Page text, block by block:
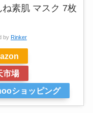
ね素肌 マスク 7枚
by Rinker
市場
ショッピング